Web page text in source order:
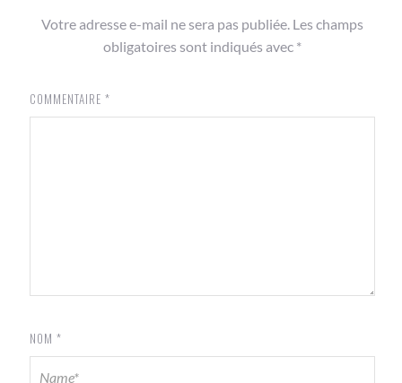
Votre adresse e-mail ne sera pas publiée. Les champs
obligatoires sont indiqués avec *
COMMENTAIRE *
NOM *